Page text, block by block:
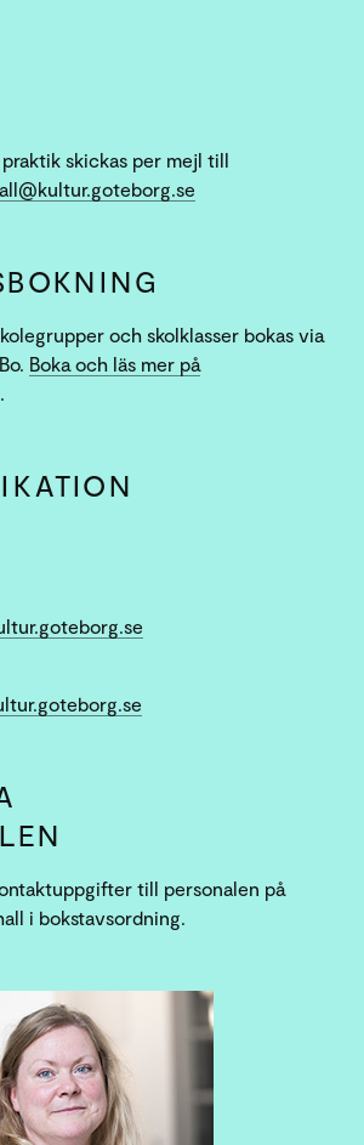
skickas per mejl till
och skolklasser bokas via
Boka och läs mer på
till personalen på
i bokstavsordning.